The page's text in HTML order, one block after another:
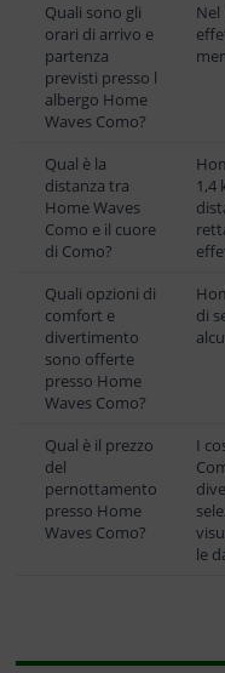
Quali sono gli
orari di arrivo e
partenza
previsti presso l
albergo Home
Waves Como?
Nel
Qual è la
distanza tra
Home Waves
Como e il cuore
di Como?
1,4
Quali opzioni di
comfort e
divertimento
sono offerte
presso Home
Waves Como?
di
Qual è il prezzo
del
pernottamento
presso Home
Waves Como?
I
le